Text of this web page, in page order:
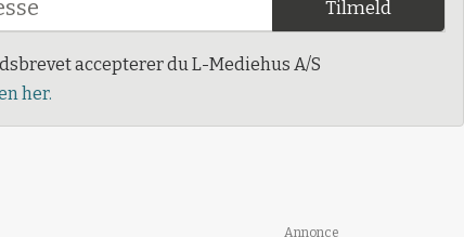
Tilmeld
accepterer du L-Mediehus A/S
her.
Annonce